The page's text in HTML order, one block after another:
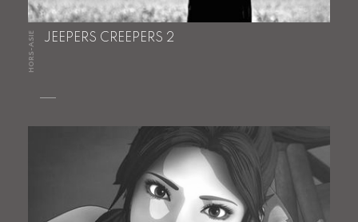
HORS-ASIE JEEPERS CREEPERS 2